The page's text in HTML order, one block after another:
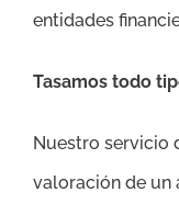
entidades
Tasamos todo
Nuestro servicio
valoración de un